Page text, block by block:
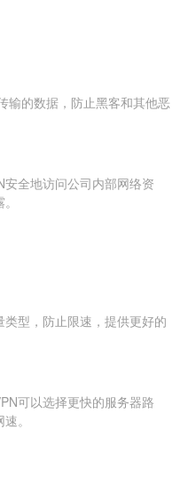
输的数据，防止黑客和其他恶
全地访问公司内部网络资
型，防止限速，提供更好的
可以选择更快的服务器路
。